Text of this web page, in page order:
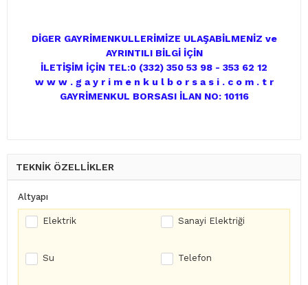
DİGER GAYRİMENKULLERİMİZE ULAŞABİLMENİZ ve
AYRINTILI BİLGİ İÇİN
İLETİŞİM İÇİN TEL:0 (332) 350 53 98 - 353 62 12
w w w . g a y r i m e n k u l b o r s a s i . c o m . t r
GAYRİMENKUL BORSASI İLAN NO: 10116
TEKNİK ÖZELLİKLER
Altyapı
Elektrik Sanayi Elektriği
Su Telefon